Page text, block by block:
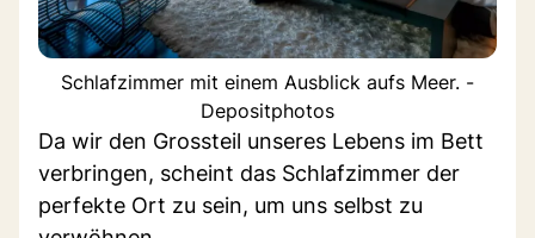
Schlafzimmer mit einem Ausblick aufs Meer. -
Depositphotos
Da wir den Grossteil unseres Lebens im Bett
verbringen, scheint das Schlafzimmer der
perfekte Ort zu sein, um uns selbst zu